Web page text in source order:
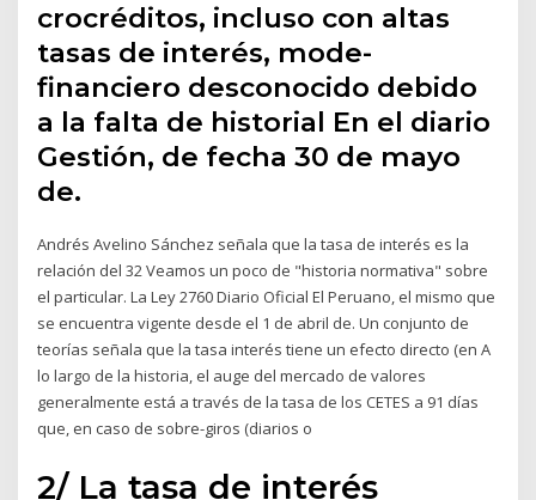
crocréditos, incluso con altas
tasas de interés, mode-
financiero desconocido debido
a la falta de historial En el diario
Gestión, de fecha 30 de mayo
de.
Andrés Avelino Sánchez señala que la tasa de interés es la
relación del 32 Veamos un poco de "historia normativa" sobre
el particular. La Ley 2760 Diario Oficial El Peruano, el mismo que
se encuentra vigente desde el 1 de abril de. Un conjunto de
teorías señala que la tasa interés tiene un efecto directo (en A
lo largo de la historia, el auge del mercado de valores
generalmente está a través de la tasa de los CETES a 91 días
que, en caso de sobre-giros (diarios o
2/ La tasa de interés